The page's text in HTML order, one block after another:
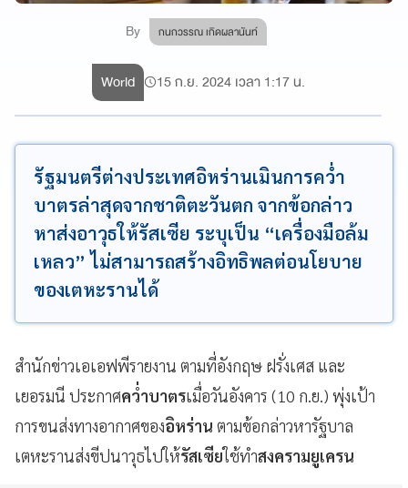
By กนกวรรณ เกิดผลานันท์
World 15 ก.ย. 2024 เวลา 1:17 น.
รัฐมนตรีต่างประเทศอิหร่านเมินการคว่ำ
บาตรล่าสุดจากชาติตะวันตก จากข้อกล่าว
หาส่งอาวุธให้รัสเซีย ระบุเป็น “เครื่องมือล้ม
เหลว” ไม่สามารถสร้างอิทธิพลต่อนโยบาย
ของเตหะรานได้
สำนักข่าวเอเอฟพีรายงาน ตามที่อังกฤษ ฝรั่งเศส และ
เยอรมนี ประกาศคว่ำบาตรเมื่อวันอังคาร (10 ก.ย.) พุ่งเป้า
การขนส่งทางอากาศของอิหร่าน ตามข้อกล่าวหารัฐบาล
เตหะรานส่งขีปนาวุธไปให้รัสเซียใช้ทำสงครามยูเครน